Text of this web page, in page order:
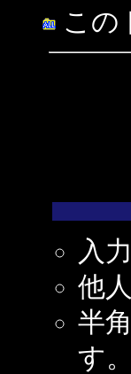
この
入
他
半
す。